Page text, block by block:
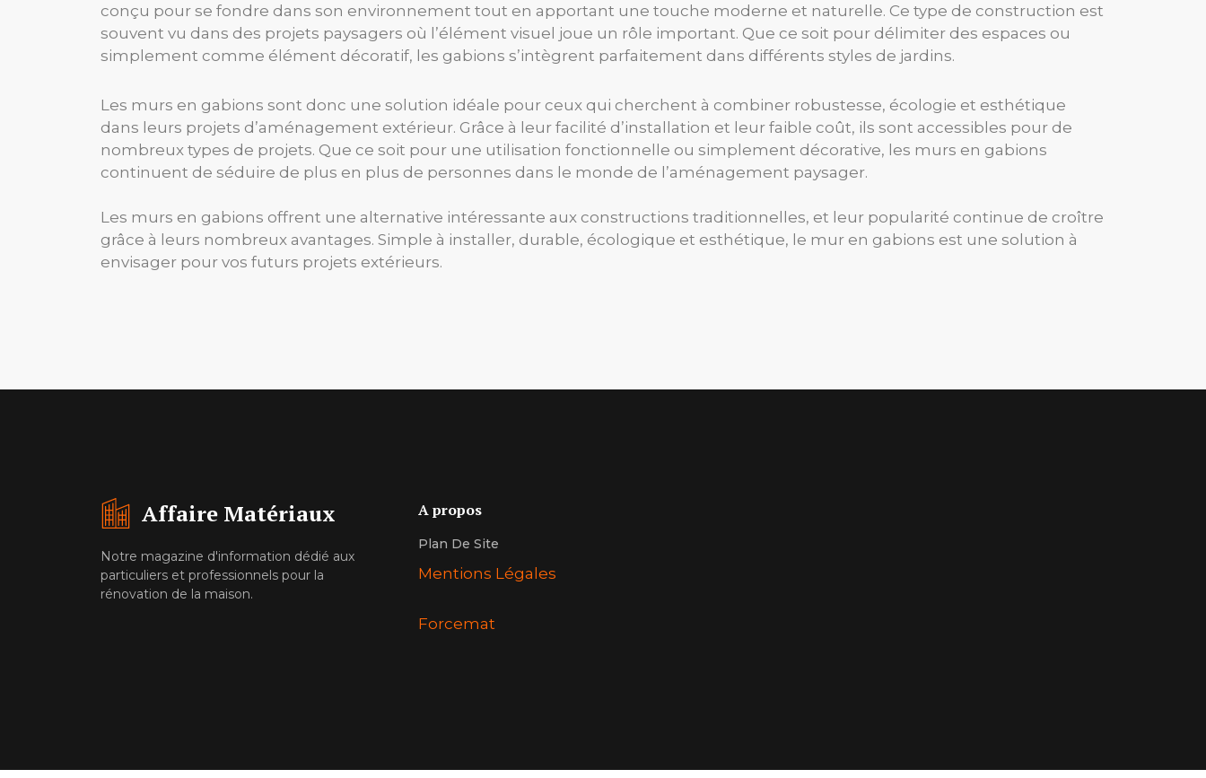
conçu pour se fondre dans son environnement tout en apportant une touche moderne et naturelle. Ce type de construction est
souvent vu dans des projets paysagers où l’élément visuel joue un rôle important. Que ce soit pour délimiter des espaces ou
simplement comme élément décoratif, les gabions s’intègrent parfaitement dans différents styles de jardins.
Les murs en gabions sont donc une solution idéale pour ceux qui cherchent à combiner robustesse, écologie et esthétique
dans leurs projets d’aménagement extérieur. Grâce à leur facilité d’installation et leur faible coût, ils sont accessibles pour de
nombreux types de projets. Que ce soit pour une utilisation fonctionnelle ou simplement décorative, les murs en gabions
continuent de séduire de plus en plus de personnes dans le monde de l’aménagement paysager.
Les murs en gabions offrent une alternative intéressante aux constructions traditionnelles, et leur popularité continue de croître
grâce à leurs nombreux avantages. Simple à installer, durable, écologique et esthétique, le mur en gabions est une solution à
envisager pour vos futurs projets extérieurs.
Affaire Matériaux
Notre magazine d'information dédié aux
particuliers et professionnels pour la
rénovation de la maison.
A propos
Plan De Site
Mentions Légales
Forcemat